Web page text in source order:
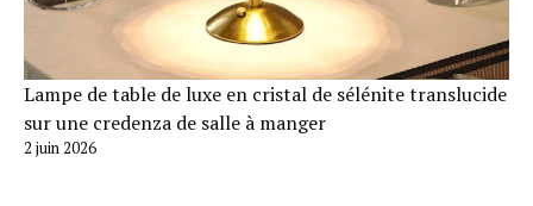
Lampe de table de luxe en cristal de sélénite translucide
sur une credenza de salle à manger
2 juin 2026